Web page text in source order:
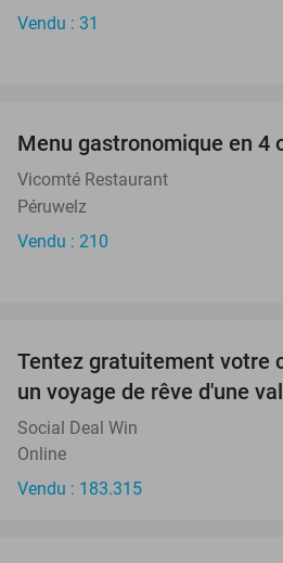
Vendu : 31
Menu gastronomique en 4
Vicomté Restaurant
Péruwelz
Vendu : 210
Tentez gratuitement votre
un voyage de rêve d'une
Social Deal Win
Online
Vendu : 183.315